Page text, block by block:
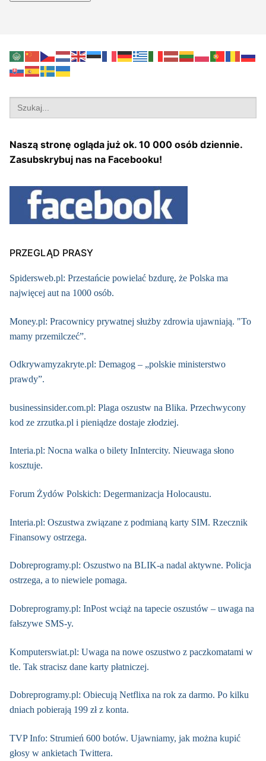
Search
for:
Naszą stronę ogląda już ok. 10 000 osób dziennie.
Zasubskrybuj nas na Facebooku!
PRZEGLĄD PRASY
Spidersweb.pl: Przestańcie powielać bzdurę, że Polska ma
najwięcej aut na 1000 osób.
Money.pl: Pracownicy prywatnej służby zdrowia ujawniają. "To
mamy przemilczeć”.
Odkrywamyzakryte.pl: Demagog – „polskie ministerstwo
prawdy”.
businessinsider.com.pl: Plaga oszustw na Blika. Przechwycony
kod ze zrzutka.pl i pieniądze dostaje złodziej.
Interia.pl: Nocna walka o bilety InIntercity. Nieuwaga słono
kosztuje.
Forum Żydów Polskich: Degermanizacja Holocaustu.
Interia.pl: Oszustwa związane z podmianą karty SIM. Rzecznik
Finansowy ostrzega.
Dobreprogramy.pl: Oszustwo na BLIK-a nadal aktywne. Policja
ostrzega, a to niewiele pomaga.
Dobreprogramy.pl: InPost wciąż na tapecie oszustów – uwaga na
fałszywe SMS-y.
Komputerswiat.pl: Uwaga na nowe oszustwo z paczkomatami w
tle. Tak stracisz dane karty płatniczej.
Dobreprogramy.pl: Obiecują Netflixa na rok za darmo. Po kilku
dniach pobierają 199 zł z konta.
TVP Info: Strumień 600 botów. Ujawniamy, jak można kupić
głosy w ankietach Twittera.